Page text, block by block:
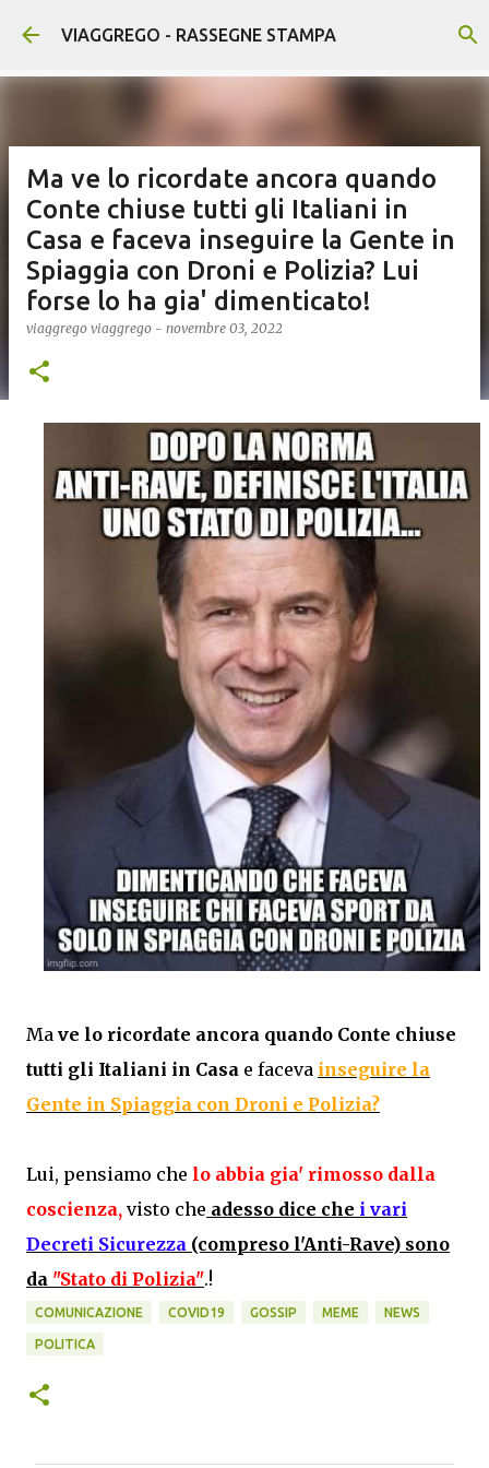
Passa ai contenuti principali
VIAGGREGO - RASSEGNE STAMPA
Ma ve lo ricordate ancora quando
Conte chiuse tutti gli Italiani in
Casa e faceva inseguire la Gente in
Spiaggia con Droni e Polizia? Lui
forse lo ha gia' dimenticato!
viaggrego viaggrego - novembre 03, 2022
Ma ve lo ricordate ancora quando Conte chiuse
tutti gli Italiani in Casa e faceva inseguire la
Gente in Spiaggia con Droni e Polizia?
Lui, pensiamo che lo abbia gia' rimosso dalla
coscienza, visto che adesso dice che i vari
Decreti Sicurezza (compreso l'Anti-Rave) sono
da "Stato di Polizia".!
COMUNICAZIONE COVID19 GOSSIP MEME NEWS
POLITICA